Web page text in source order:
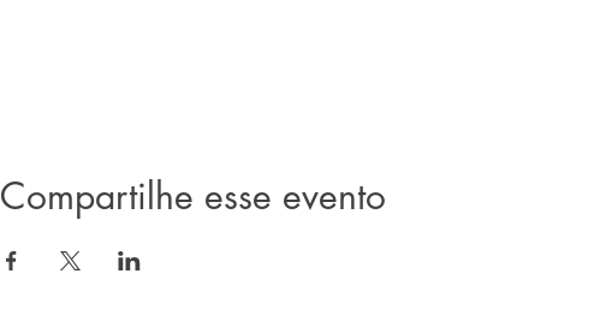
Compartilhe esse evento